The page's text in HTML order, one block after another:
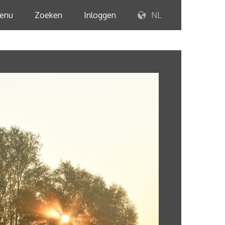
Zoeken Inloggen NL